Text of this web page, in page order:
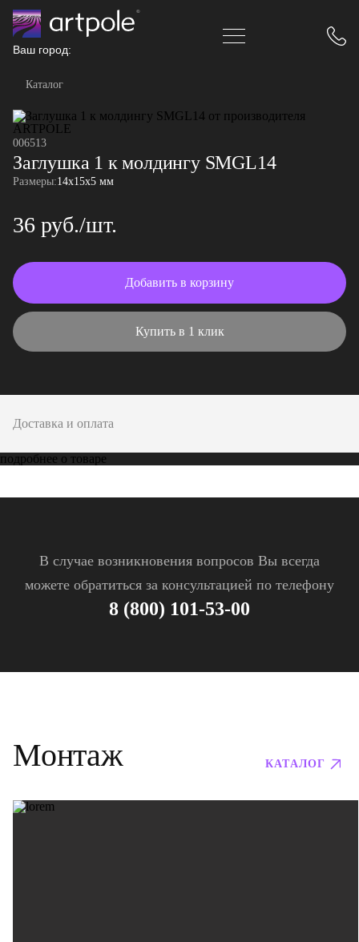
Ваш город:
Каталог
006513
Заглушка 1 к молдингу SMGL14
Размеры:14x15x5 мм
36 руб./шт.
Добавить в корзину
Купить в 1 клик
Доставка и оплата
подробнее о товаре
В случае возникновения вопросов Вы всегда
можете обратиться за консультацией по телефону
8 (800) 101-53-00
Монтаж КАТАЛОГ